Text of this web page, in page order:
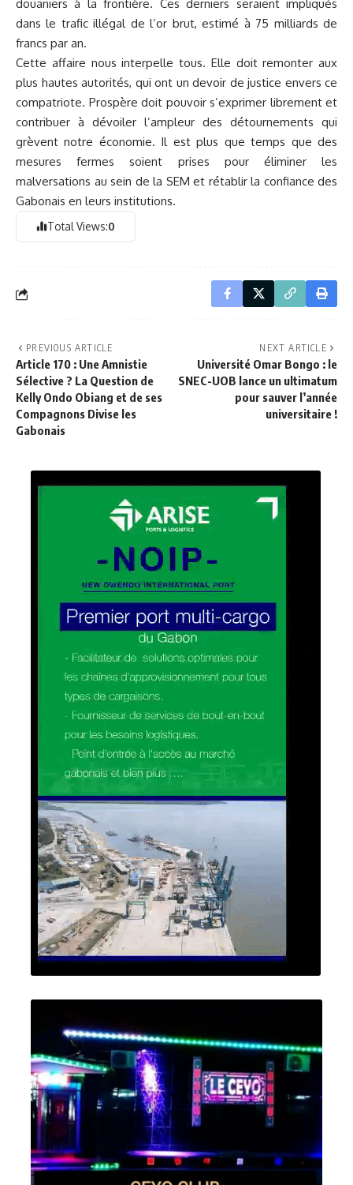
douaniers à la frontière. Ces derniers seraient impliqués
dans le trafic illégal de l’or brut, estimé à 75 milliards de
francs par an.
Cette affaire nous interpelle tous. Elle doit remonter aux
plus hautes autorités, qui ont un devoir de justice envers ce
compatriote. Prospère doit pouvoir s’exprimer librement et
contribuer à dévoiler l’ampleur des détournements qui
grèvent notre économie. Il est plus que temps que des
mesures fermes soient prises pour éliminer les
malversations au sein de la SEM et rétablir la confiance des
Gabonais en leurs institutions.
Total Views:0
PREVIOUS ARTICLE
Article 170 : Une Amnistie
Sélective ? La Question de
Kelly Ondo Obiang et de ses
Compagnons Divise les
Gabonais
NEXT ARTICLE
Université Omar Bongo : le
SNEC-UOB lance un ultimatum
pour sauver l’année
universitaire !